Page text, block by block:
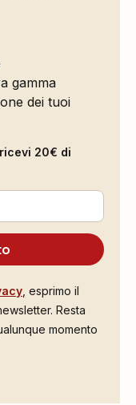
gamma
dei tuoi
20€ di
, esprimo il
Resta
momento